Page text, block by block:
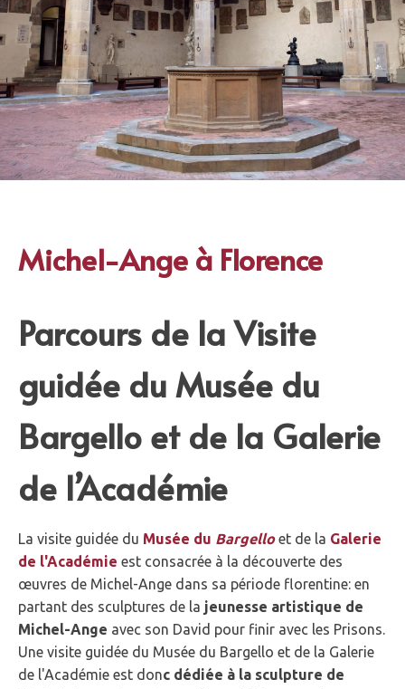
Michel-Ange à Florence
Parcours de la Visite
guidée du Musée du
Bargello et de la Galerie
de l’Académie
La visite guidée du Musée du Bargelloet de la Galerie
de l'Académie est consacrée à la découverte des
œuvres de Michel-Ange dans sa période florentine: en
partant des sculptures de la jeunesse artistique de
Michel-Ange avec son David pour finir avec les Prisons.
Une visite guidée du Musée du Bargello et de la Galerie
de l'Académie est donc dédiée à la sculpture de